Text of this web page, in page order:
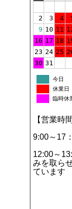
2
3 4
9 10 11
16 17 18
23 24 25
30 31
今日
休業日
臨時休
【営業時
9:00～17
12:00～
みを取ら
ています